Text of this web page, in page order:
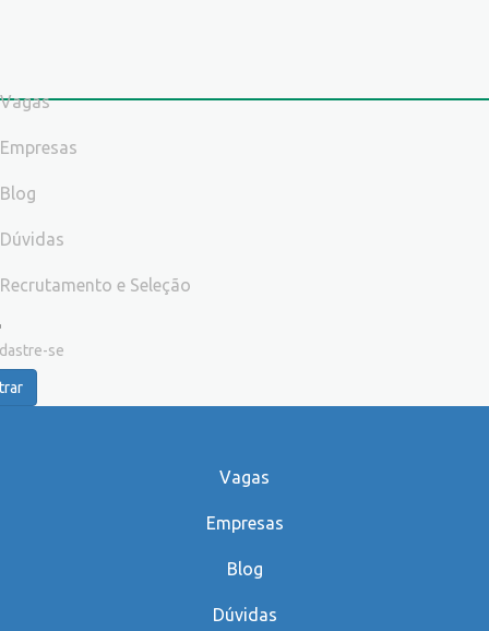
Vagas
Empresas
Blog
Dúvidas
Recrutamento e Seleção
se
Vagas
Empresas
Blog
Dúvidas